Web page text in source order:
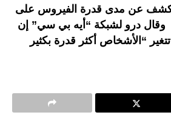
عن مدى قدرة الفيروس على
الانتقال عبر الأسطح. ‎وقال درو لشبكة “أيه بي سي” إن
“الأشخاص أكثر قدرة بكثير